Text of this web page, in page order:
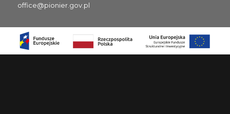
office@pionier.gov.pl